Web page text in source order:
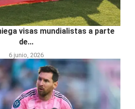
visas mundialistas a parte
de...
6 junio, 2026